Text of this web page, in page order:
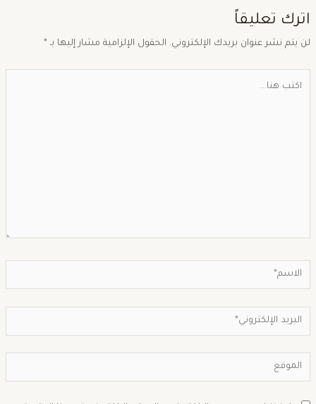
تعليقاً
يتم نشر عنوان بريدك الإلكتروني. الحقول الإلزامية مشار إليها بـ *